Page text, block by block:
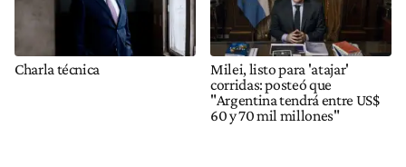
Charla técnica
Milei, listo para 'atajar'
corridas: posteó que
"Argentina tendrá entre US$
60 y 70 mil millones"